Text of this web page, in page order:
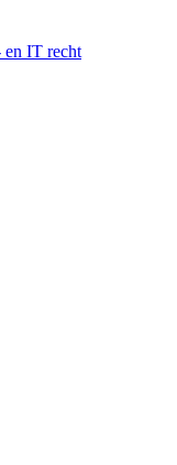
en IT recht